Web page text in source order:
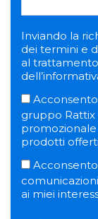
Inviando la
dei termini e
al
gruppo Rattix
promozionale
prodotti offerti
ai miei